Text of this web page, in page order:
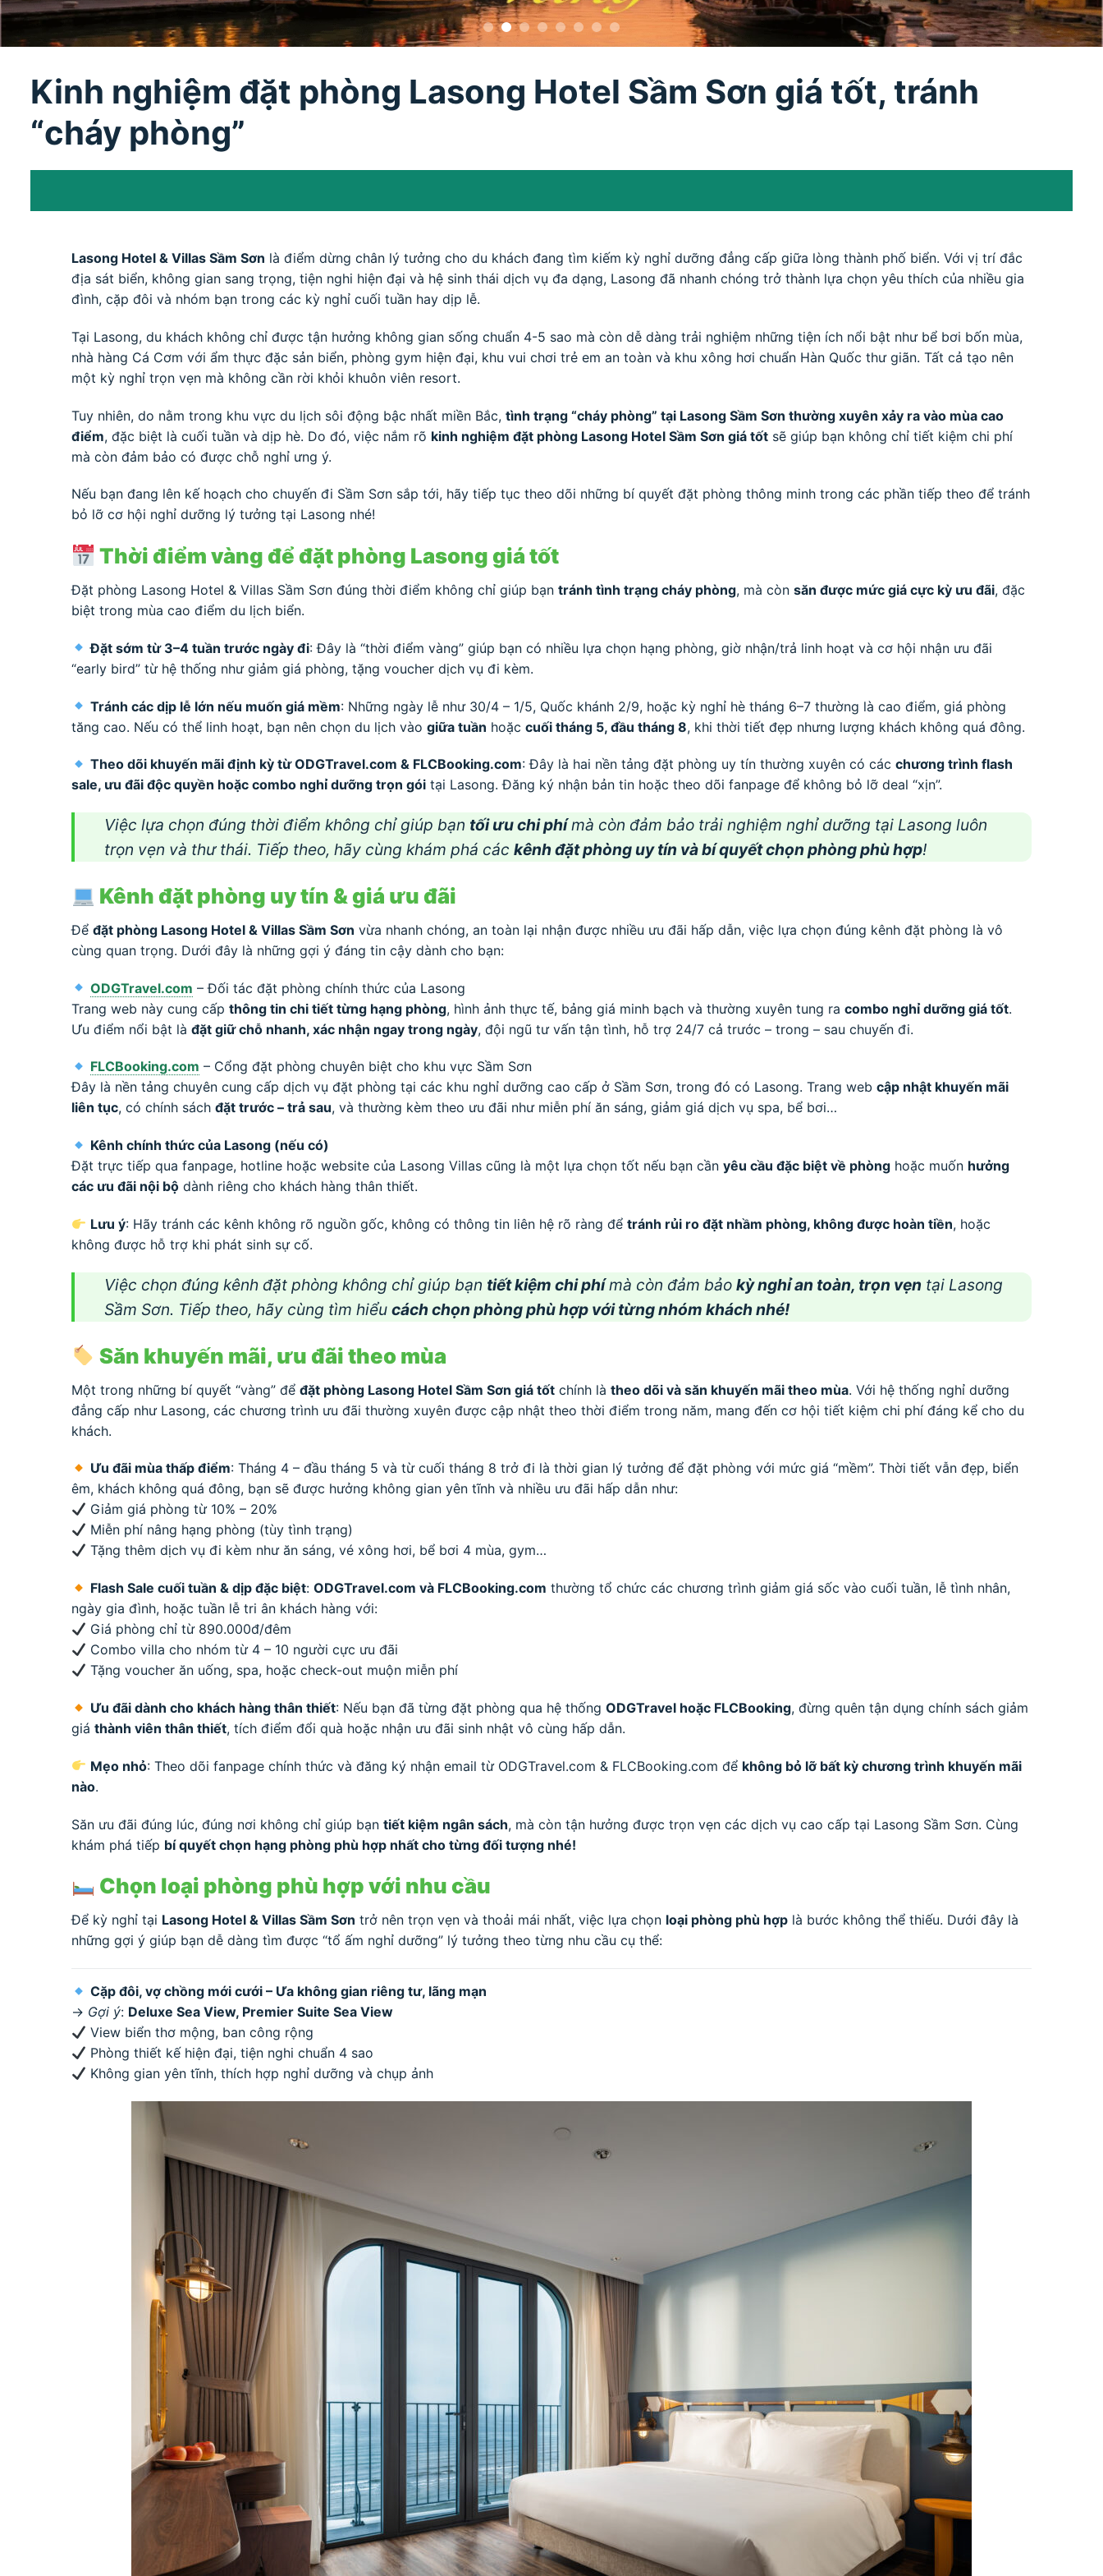
Kinh nghiệm đặt phòng Lasong Hotel Sầm Sơn giá tốt, tránh
“cháy phòng”
Lasong Hotel & Villas Sầm Sơn là điểm dừng chân lý tưởng cho du khách đang tìm kiếm kỳ nghỉ dưỡng đẳng cấp giữa lòng thành phố biển. Với vị trí đắc
địa sát biển, không gian sang trọng, tiện nghi hiện đại và hệ sinh thái dịch vụ đa dạng, Lasong đã nhanh chóng trở thành lựa chọn yêu thích của nhiều gia
đình, cặp đôi và nhóm bạn trong các kỳ nghỉ cuối tuần hay dịp lễ.
Tại Lasong, du khách không chỉ được tận hưởng không gian sống chuẩn 4-5 sao mà còn dễ dàng trải nghiệm những tiện ích nổi bật như bể bơi bốn mùa,
nhà hàng Cá Cơm với ẩm thực đặc sản biển, phòng gym hiện đại, khu vui chơi trẻ em an toàn và khu xông hơi chuẩn Hàn Quốc thư giãn. Tất cả tạo nên
một kỳ nghỉ trọn vẹn mà không cần rời khỏi khuôn viên resort.
Tuy nhiên, do nằm trong khu vực du lịch sôi động bậc nhất miền Bắc, tình trạng “cháy phòng” tại Lasong Sầm Sơn thường xuyên xảy ra vào mùa cao
điểm, đặc biệt là cuối tuần và dịp hè. Do đó, việc nắm rõ kinh nghiệm đặt phòng Lasong Hotel Sầm Sơn giá tốt sẽ giúp bạn không chỉ tiết kiệm chi phí
mà còn đảm bảo có được chỗ nghỉ ưng ý.
Nếu bạn đang lên kế hoạch cho chuyến đi Sầm Sơn sắp tới, hãy tiếp tục theo dõi những bí quyết đặt phòng thông minh trong các phần tiếp theo để tránh
bỏ lỡ cơ hội nghỉ dưỡng lý tưởng tại Lasong nhé!
Thời điểm vàng để đặt phòng Lasong giá tốt
Đặt phòng Lasong Hotel & Villas Sầm Sơn đúng thời điểm không chỉ giúp bạn tránh tình trạng cháy phòng, mà còn săn được mức giá cực kỳ ưu đãi, đặc
biệt trong mùa cao điểm du lịch biển.
Đặt sớm từ 3–4 tuần trước ngày đi: Đây là “thời điểm vàng” giúp bạn có nhiều lựa chọn hạng phòng, giờ nhận/trả linh hoạt và cơ hội nhận ưu đãi
“early bird” từ hệ thống như giảm giá phòng, tặng voucher dịch vụ đi kèm.
Tránh các dịp lễ lớn nếu muốn giá mềm: Những ngày lễ như 30/4 – 1/5, Quốc khánh 2/9, hoặc kỳ nghỉ hè tháng 6–7 thường là cao điểm, giá phòng
tăng cao. Nếu có thể linh hoạt, bạn nên chọn du lịch vào giữa tuần hoặc cuối tháng 5, đầu tháng 8, khi thời tiết đẹp nhưng lượng khách không quá đông.
Theo dõi khuyến mãi định kỳ từ ODGTravel.com & FLCBooking.com: Đây là hai nền tảng đặt phòng uy tín thường xuyên có cácchương trình flash
sale, ưu đãi độc quyền hoặc combo nghỉ dưỡng trọn gói tại Lasong. Đăng ký nhận bản tin hoặc theo dõi fanpage để không bỏ lỡ deal “xịn”.
Việc lựa chọn đúng thời điểm không chỉ giúp bạn tối ưu chi phímà còn đảm bảo trải nghiệm nghỉ dưỡng tại Lasong luôn
trọn vẹn và thư thái. Tiếp theo, hãy cùng khám phá các kênh đặt phòng uy tín và bí quyết chọn phòng phù hợp!
Kênh đặt phòng uy tín & giá ưu đãi
Để đặt phòng Lasong Hotel & Villas Sầm Sơn vừa nhanh chóng, an toàn lại nhận được nhiều ưu đãi hấp dẫn, việc lựa chọn đúng kênh đặt phòng là vô
cùng quan trọng. Dưới đây là những gợi ý đáng tin cậy dành cho bạn:
ODGTravel.com – Đối tác đặt phòng chính thức của Lasong
Trang web này cung cấp thông tin chi tiết từng hạng phòng, hình ảnh thực tế, bảng giá minh bạch và thường xuyên tung ra combo nghỉ dưỡng giá tốt.
Ưu điểm nổi bật là đặt giữ chỗ nhanh, xác nhận ngay trong ngày, đội ngũ tư vấn tận tình, hỗ trợ 24/7 cả trước – trong – sau chuyến đi.
FLCBooking.com – Cổng đặt phòng chuyên biệt cho khu vực Sầm Sơn
Đây là nền tảng chuyên cung cấp dịch vụ đặt phòng tại các khu nghỉ dưỡng cao cấp ở Sầm Sơn, trong đó có Lasong. Trang web cập nhật khuyến mãi
liên tục, có chính sách đặt trước – trả sau, và thường kèm theo ưu đãi như miễn phí ăn sáng, giảm giá dịch vụ spa, bể bơi…
Kênh chính thức của Lasong (nếu có)
Đặt trực tiếp qua fanpage, hotline hoặc website của Lasong Villas cũng là một lựa chọn tốt nếu bạn cần yêu cầu đặc biệt về phòng hoặc muốn hưởng
các ưu đãi nội bộ dành riêng cho khách hàng thân thiết.
Lưu ý: Hãy tránh các kênh không rõ nguồn gốc, không có thông tin liên hệ rõ ràng đểtránh rủi ro đặt nhầm phòng, không được hoàn tiền, hoặc
không được hỗ trợ khi phát sinh sự cố.
Việc chọn đúng kênh đặt phòng không chỉ giúp bạn tiết kiệm chi phímà còn đảm bảo kỳ nghỉ an toàn, trọn vẹn tại Lasong
Sầm Sơn. Tiếp theo, hãy cùng tìm hiểu cách chọn phòng phù hợp với từng nhóm khách nhé!
Săn khuyến mãi, ưu đãi theo mùa
Một trong những bí quyết “vàng” để đặt phòng Lasong Hotel Sầm Sơn giá tốt chính là theo dõi và săn khuyến mãi theo mùa. Với hệ thống nghỉ dưỡng
đẳng cấp như Lasong, các chương trình ưu đãi thường xuyên được cập nhật theo thời điểm trong năm, mang đến cơ hội tiết kiệm chi phí đáng kể cho du
khách.
Ưu đãi mùa thấp điểm: Tháng 4 – đầu tháng 5 và từ cuối tháng 8 trở đi là thời gian lý tưởng để đặt phòng với mức giá “mềm”. Thời tiết vẫn đẹp, biển
êm, khách không quá đông, bạn sẽ được hưởng không gian yên tĩnh và nhiều ưu đãi hấp dẫn như:
Giảm giá phòng từ 10% – 20%
Miễn phí nâng hạng phòng (tùy tình trạng)
Tặng thêm dịch vụ đi kèm như ăn sáng, vé xông hơi, bể bơi 4 mùa, gym…
Flash Sale cuối tuần & dịp đặc biệt:ODGTravel.com và FLCBooking.com thường tổ chức các chương trình giảm giá sốc vào cuối tuần, lễ tình nhân,
ngày gia đình, hoặc tuần lễ tri ân khách hàng với:
Giá phòng chỉ từ 890.000đ/đêm
Combo villa cho nhóm từ 4 – 10 người cực ưu đãi
Tặng voucher ăn uống, spa, hoặc check-out muộn miễn phí
Ưu đãi dành cho khách hàng thân thiết: Nếu bạn đã từng đặt phòng qua hệ thốngODGTravel hoặc FLCBooking, đừng quên tận dụng chính sách giảm
giá thành viên thân thiết, tích điểm đổi quà hoặc nhận ưu đãi sinh nhật vô cùng hấp dẫn.
Mẹo nhỏ: Theo dõi fanpage chính thức và đăng ký nhận email từ ODGTravel.com & FLCBooking.com để không bỏ lỡ bất kỳ chương trình khuyến mãi
nào.
Săn ưu đãi đúng lúc, đúng nơi không chỉ giúp bạn tiết kiệm ngân sách, mà còn tận hưởng được trọn vẹn các dịch vụ cao cấp tại Lasong Sầm Sơn. Cùng
khám phá tiếp bí quyết chọn hạng phòng phù hợp nhất cho từng đối tượng nhé!
Chọn loại phòng phù hợp với nhu cầu
Để kỳ nghỉ tại Lasong Hotel & Villas Sầm Sơn trở nên trọn vẹn và thoải mái nhất, việc lựa chọn loại phòng phù hợp là bước không thể thiếu. Dưới đây là
những gợi ý giúp bạn dễ dàng tìm được “tổ ấm nghỉ dưỡng” lý tưởng theo từng nhu cầu cụ thể:
Cặp đôi, vợ chồng mới cưới – Ưa không gian riêng tư, lãng mạn
→ Gợi ý: Deluxe Sea View, Premier Suite Sea View
View biển thơ mộng, ban công rộng
Phòng thiết kế hiện đại, tiện nghi chuẩn 4 sao
Không gian yên tĩnh, thích hợp nghỉ dưỡng và chụp ảnh